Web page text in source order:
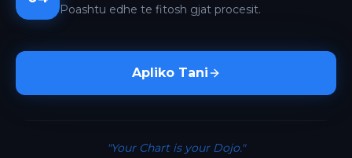
Poashtu edhe te fitosh gjat procesit.
Apliko Tani
"Your Chart is your Dojo."